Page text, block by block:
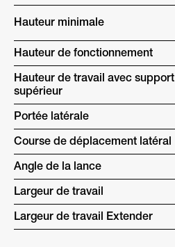
Hauteur minimale
Hauteur de fonctionnement
Hauteur de travail avec support
supérieur
Portée latérale
Course de déplacement latéral
Angle de la lance
Largeur de travail
Largeur de travail Extender